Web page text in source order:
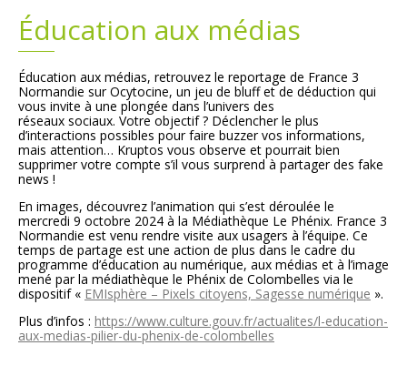
Éducation aux médias
Éducation aux médias, retrouvez le reportage de France 3
Normandie sur Ocytocine, un jeu de bluff et de déduction qui
vous invite à une plongée dans l’univers des
réseaux sociaux. Votre objectif ? Déclencher le plus
d’interactions possibles pour faire buzzer vos informations,
mais attention… Kruptos vous observe et pourrait bien
supprimer votre compte s’il vous surprend à partager des fake
news !
En images, découvrez l’animation qui s’est déroulée le
mercredi 9 octobre 2024 à la Médiathèque Le Phénix. France 3
Normandie est venu rendre visite aux usagers à l’équipe. Ce
temps de partage est une action de plus dans le cadre du
programme d’éducation au numérique, aux médias et à l’image
mené par la médiathèque le Phénix de Colombelles via le
dispositif « EMIsphère – Pixels citoyens, Sagesse numérique ».
Plus d’infos : https://www.culture.gouv.fr/actualites/l-education-
aux-medias-pilier-du-phenix-de-colombelles
Plans
Demandes légales
Emploi
Marchés publics
Grands projets